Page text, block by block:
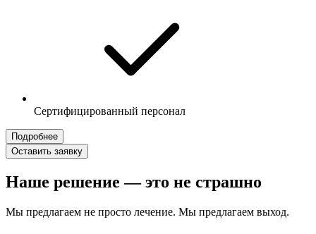
Сертифицированный персонал
Подробнее
Оставить заявку
Наше решение — это не страшно
Мы предлагаем не просто лечение. Мы предлагаем выход.